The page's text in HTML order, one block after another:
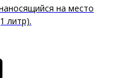
на место
литр).